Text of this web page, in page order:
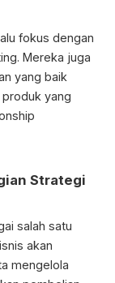
fokus dengan
Mereka juga
yang baik
yang
Strategi
salah satu
akan
mengelola